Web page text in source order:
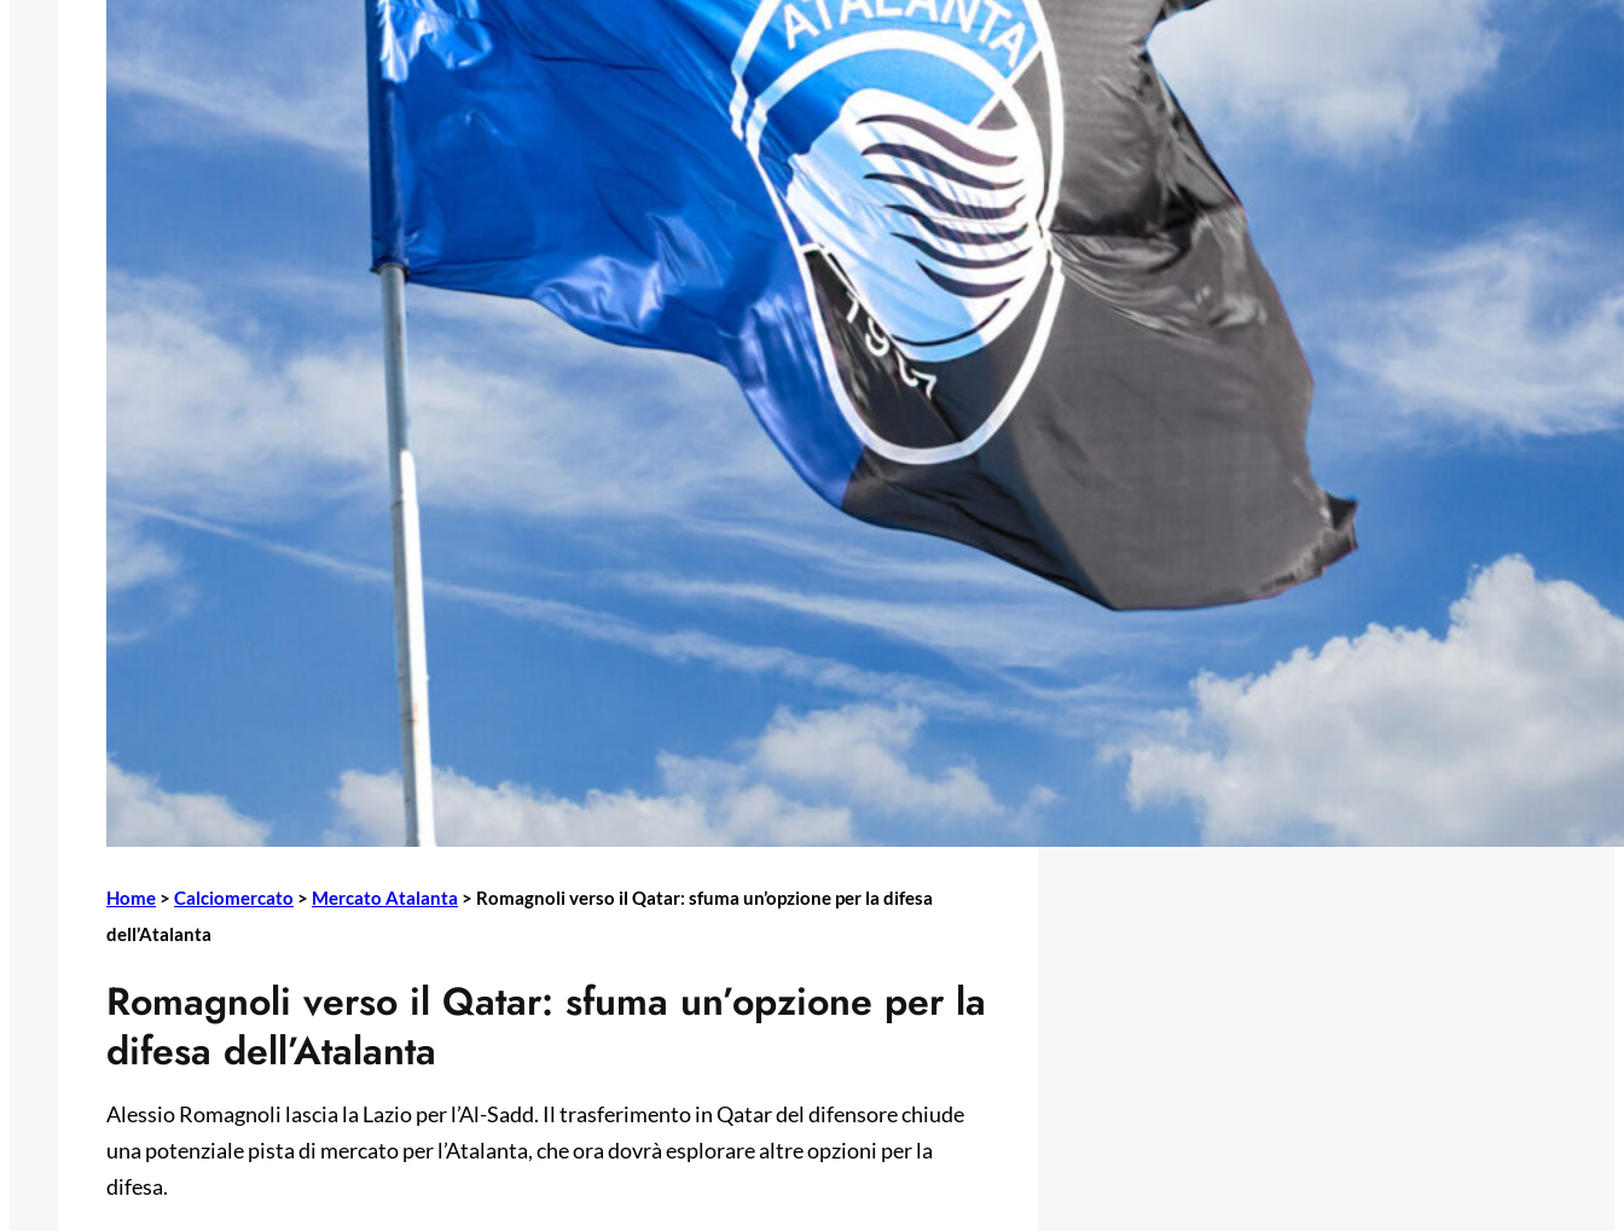
Home > Calciomercato > Mercato Atalanta > Romagnoli verso il Qatar: sfuma un’opzione per la difesa
dell’Atalanta
Romagnoli verso il Qatar: sfuma un’opzione per la
difesa dell’Atalanta
Alessio Romagnoli lascia la Lazio per l’Al-Sadd. Il trasferimento in Qatar del difensore chiude
una potenziale pista di mercato per l’Atalanta, che ora dovrà esplorare altre opzioni per la
difesa.